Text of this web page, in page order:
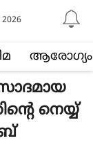
ആരോഗ്യം
2026
നെയ്യ്